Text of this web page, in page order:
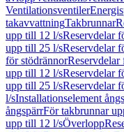
Ventilationsventiler
takavvattningTakbrunnar
upp till 12 l/sReservdelar
upp till 25 l/sReservdelar
för stödrännor
upp till 12 l/sReservdelar
upp till 25 l/sReservdelar
l/sInstallationselement
ångspärrFör takbrunnar
upp till 12 l/sÖverlopp